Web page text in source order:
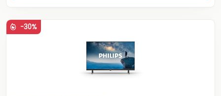
-30%